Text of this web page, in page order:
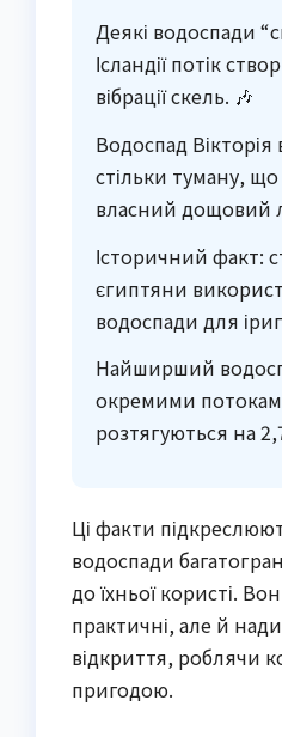
Деякі водоспади
Ісландії потік
вібрації скель. 🎶
Водоспад
стільки туману,
власний дощовий
Історичний факт:
єгиптяни
водоспади для
Найширший
окремими
розтягуються на
Ці факти
водоспади
до їхньої користі.
практичні, але й
відкриття, роблячи
пригодою.